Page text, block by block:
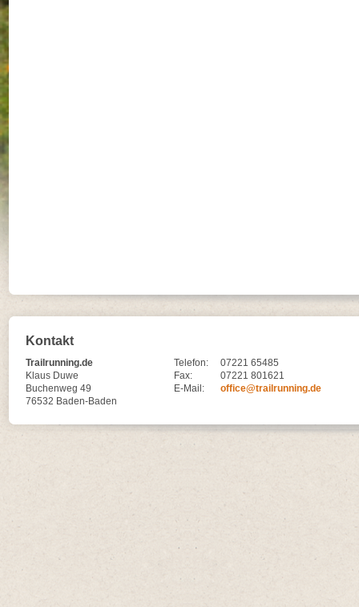
Kontakt
Trailrunning.de
Klaus Duwe
Buchenweg 49
76532 Baden-Baden
Telefon:
07221 65485
Fax:
07221 801621
E-Mail:
office@trailrunning.de